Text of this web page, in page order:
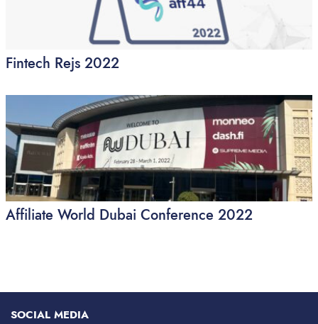
Fintech Rejs 2022
Affiliate World Dubai Conference 2022
SOCIAL MEDIA